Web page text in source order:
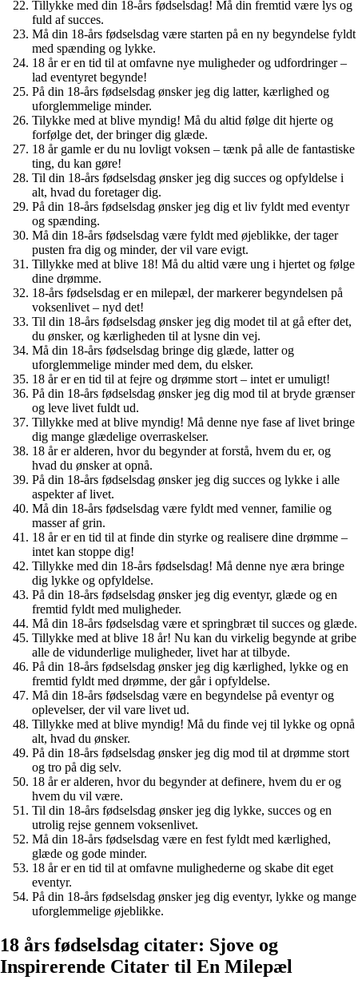
Tillykke med din 18-års fødselsdag! Må din fremtid være lys og
fuld af succes.
Må din 18-års fødselsdag være starten på en ny begyndelse fyldt
med spænding og lykke.
18 år er en tid til at omfavne nye muligheder og udfordringer –
lad eventyret begynde!
På din 18-års fødselsdag ønsker jeg dig latter, kærlighed og
uforglemmelige minder.
Tilykke med at blive myndig! Må du altid følge dit hjerte og
forfølge det, der bringer dig glæde.
18 år gamle er du nu lovligt voksen – tænk på alle de fantastiske
ting, du kan gøre!
Til din 18-års fødselsdag ønsker jeg dig succes og opfyldelse i
alt, hvad du foretager dig.
På din 18-års fødselsdag ønsker jeg dig et liv fyldt med eventyr
og spænding.
Må din 18-års fødselsdag være fyldt med øjeblikke, der tager
pusten fra dig og minder, der vil vare evigt.
Tillykke med at blive 18! Må du altid være ung i hjertet og følge
dine drømme.
18-års fødselsdag er en milepæl, der markerer begyndelsen på
voksenlivet – nyd det!
Til din 18-års fødselsdag ønsker jeg dig modet til at gå efter det,
du ønsker, og kærligheden til at lysne din vej.
Må din 18-års fødselsdag bringe dig glæde, latter og
uforglemmelige minder med dem, du elsker.
18 år er en tid til at fejre og drømme stort – intet er umuligt!
På din 18-års fødselsdag ønsker jeg dig mod til at bryde grænser
og leve livet fuldt ud.
Tillykke med at blive myndig! Må denne nye fase af livet bringe
dig mange glædelige overraskelser.
18 år er alderen, hvor du begynder at forstå, hvem du er, og
hvad du ønsker at opnå.
På din 18-års fødselsdag ønsker jeg dig succes og lykke i alle
aspekter af livet.
Må din 18-års fødselsdag være fyldt med venner, familie og
masser af grin.
18 år er en tid til at finde din styrke og realisere dine drømme –
intet kan stoppe dig!
Tillykke med din 18-års fødselsdag! Må denne nye æra bringe
dig lykke og opfyldelse.
På din 18-års fødselsdag ønsker jeg dig eventyr, glæde og en
fremtid fyldt med muligheder.
Må din 18-års fødselsdag være et springbræt til succes og glæde.
Tillykke med at blive 18 år! Nu kan du virkelig begynde at gribe
alle de vidunderlige muligheder, livet har at tilbyde.
På din 18-års fødselsdag ønsker jeg dig kærlighed, lykke og en
fremtid fyldt med drømme, der går i opfyldelse.
Må din 18-års fødselsdag være en begyndelse på eventyr og
oplevelser, der vil vare livet ud.
Tillykke med at blive myndig! Må du finde vej til lykke og opnå
alt, hvad du ønsker.
På din 18-års fødselsdag ønsker jeg dig mod til at drømme stort
og tro på dig selv.
18 år er alderen, hvor du begynder at definere, hvem du er og
hvem du vil være.
Til din 18-års fødselsdag ønsker jeg dig lykke, succes og en
utrolig rejse gennem voksenlivet.
Må din 18-års fødselsdag være en fest fyldt med kærlighed,
glæde og gode minder.
18 år er en tid til at omfavne mulighederne og skabe dit eget
eventyr.
På din 18-års fødselsdag ønsker jeg dig eventyr, lykke og mange
uforglemmelige øjeblikke.
18 års fødselsdag citater: Sjove og
Inspirerende Citater til En Milepæl